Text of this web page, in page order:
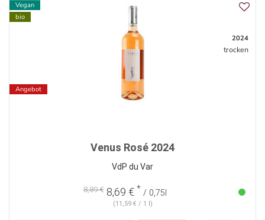
Vegan
bio
Angebot
2024
trocken
Venus Rosé 2024
VdP du Var
8,89 €8,69 € * / 0,75l
(11,59 € / 1 l)